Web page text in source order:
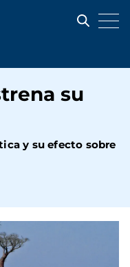
su
y su efecto sobre